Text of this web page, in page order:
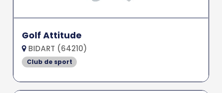
Golf Attitude
BIDART (64210)
Club de sport